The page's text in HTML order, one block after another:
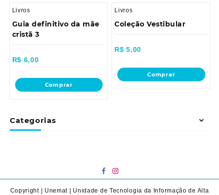
Categorias
Livros
Guia definitivo da mãe
cristã 3
R$ 6,00
Comprar
Livros
Coleção Vestibular
R$ 5,00
Comprar
Copyright | Unemat | Unidade de Tecnologia da Informação de Alta